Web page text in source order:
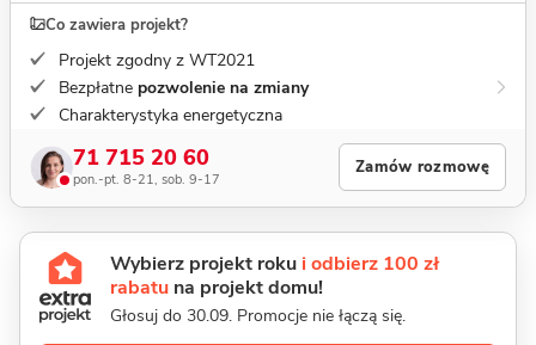
Co zawiera projekt?
Projekt zgodny z WT2021
Bezpłatne pozwolenie na zmiany
Charakterystyka energetyczna
71 715 20 60
pon.-pt. 8-21, sob. 9-17
Zamów rozmowę
Wybierz projekt roku i odbierz 100 zł
rabatu na projekt domu!
Głosuj do 30.09. Promocje nie łączą się.